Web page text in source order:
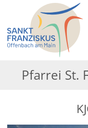
Zum Inhalt springen
Pfarrei St.